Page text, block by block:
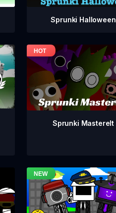
Sprunki Halloween
Sprunki Masterelt